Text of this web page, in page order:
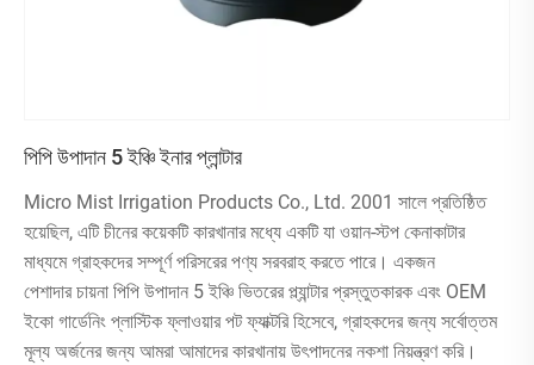
পিপি উপাদান 5 ইঞ্চি ইনার প্লান্টার
Micro Mist Irrigation Products Co., Ltd. 2001 সালে প্রতিষ্ঠিত
হয়েছিল, এটি চীনের কয়েকটি কারখানার মধ্যে একটি যা ওয়ান-স্টপ কেনাকাটার
মাধ্যমে গ্রাহকদের সম্পূর্ণ পরিসরের পণ্য সরবরাহ করতে পারে। একজন
পেশাদার চায়না পিপি উপাদান 5 ইঞ্চি ভিতরের প্ল্যান্টার প্রস্তুতকারক এবং OEM
ইকো গার্ডেনিং প্লাস্টিক ফ্লাওয়ার পট ফ্যাক্টরি হিসেবে, গ্রাহকদের জন্য সর্বোত্তম
মূল্য অর্জনের জন্য আমরা আমাদের কারখানায় উৎপাদনের নকশা নিয়ন্ত্রণ করি।